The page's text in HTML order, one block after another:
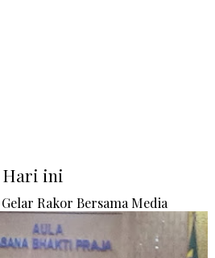
Hari ini
Rakor Bersama Media